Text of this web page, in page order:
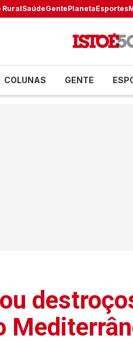
RuralSaúdeGentePlanetaEsportes
COLUNAS GENTE